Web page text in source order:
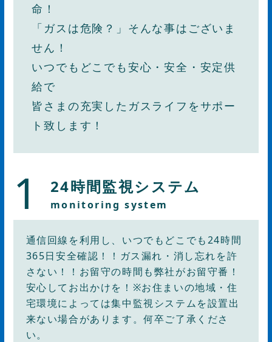
命！
「ガスは危険？」そんな事はございま
せん！
いつでもどこでも安心・安全・安定供
給で
皆さまの充実したガスライフをサポー
ト致します！
1 24時間監視システム
monitoring system
通信回線を利用し、いつでもどこでも24時間
365日安全確認！！ガス漏れ・消し忘れを許
さない！！お留守の時間も弊社がお留守番！
安心してお出かけを！※お住まいの地域・住
宅環境によっては集中監視システムを設置出
来ない場合があります。何卒ご了承くださ
い。